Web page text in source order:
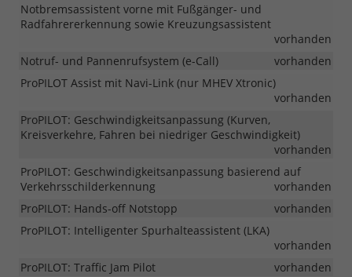
Notbremsassistent vorne mit Fußgänger- und
Radfahrererkennung sowie Kreuzungsassistent
vorhanden
Notruf- und Pannenrufsystem (e-Call)
vorhanden
ProPILOT Assist mit Navi-Link (nur MHEV Xtronic)
vorhanden
ProPILOT: Geschwindigkeitsanpassung (Kurven,
Kreisverkehre, Fahren bei niedriger Geschwindigkeit)
vorhanden
ProPILOT: Geschwindigkeitsanpassung basierend auf
Verkehrsschilderkennung
vorhanden
ProPILOT: Hands-off Notstopp
vorhanden
ProPILOT: Intelligenter Spurhalteassistent (LKA)
vorhanden
ProPILOT: Traffic Jam Pilot
vorhanden